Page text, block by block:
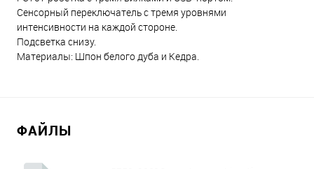
Сенсорный переключатель с тремя уровнями
интенсивности на каждой стороне.
Подсветка снизу.
Материалы: Шпон белого дуба и Кедра.
ФАЙЛЫ